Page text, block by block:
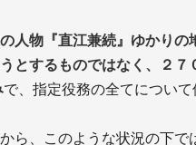
人物『直江兼続』ゆかり
とするものではなく、２
で、指定役務の全てについ
ら、このような状況の下で